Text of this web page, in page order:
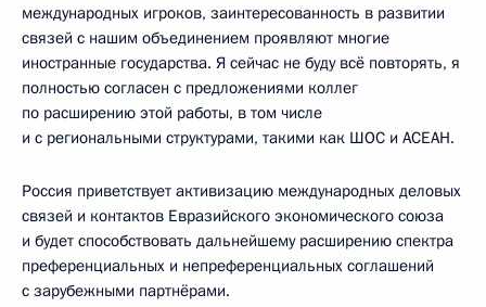
международных игроков, заинтересованность в развитии
связей с нашим объединением проявляют многие
иностранные государства. Я сейчас не буду всё повторять, я
полностью согласен с предложениями коллег
по расширению этой работы, в том числе
и с региональными структурами, такими как ШОС и АСЕАН.
Россия приветствует активизацию международных деловых
связей и контактов Евразийского экономического союза
и будет способствовать дальнейшему расширению спектра
преференциальных и непреференциальных соглашений
с зарубежными партнёрами.